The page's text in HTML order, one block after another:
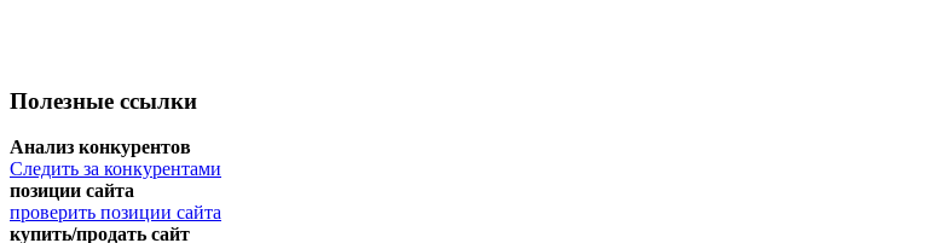
Полезные ссылки
Анализ конкурентов
Следить за конкурентами
позиции сайта
проверить позиции сайта
купить/продать сайт